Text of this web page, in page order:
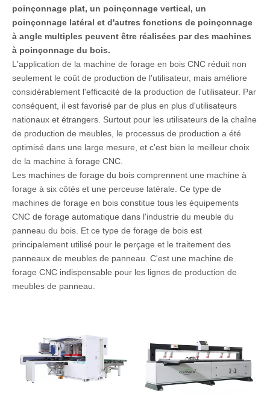
poinçonnage plat, un poinçonnage vertical, un
poinçonnage latéral et d'autres fonctions de poinçonnage
à angle multiples peuvent être réalisées par des machines
à poinçonnage du bois.
L'application de la machine de forage en bois CNC réduit non
seulement le coût de production de l'utilisateur, mais améliore
considérablement l'efficacité de la production de l'utilisateur. Par
conséquent, il est favorisé par de plus en plus d'utilisateurs
nationaux et étrangers. Surtout pour les utilisateurs de la chaîne
de production de meubles, le processus de production a été
optimisé dans une large mesure, et c'est bien le meilleur choix
de la machine à forage CNC.
Les machines de forage du bois comprennent une machine à
forage à six côtés et une perceuse latérale. Ce type de
machines de forage en bois constitue tous les équipements
CNC de forage automatique dans l'industrie du meuble du
panneau du bois. Et ce type de forage de bois est
principalement utilisé pour le perçage et le traitement des
panneaux de meubles de panneau. C'est une machine de
forage CNC indispensable pour les lignes de production de
meubles de panneau.